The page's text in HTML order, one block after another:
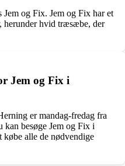
og Fix. Jem og Fix har et
herunder hvid træsæbe, der
Jem og Fix i
er mandag-fredag fra
besøge Jem og Fix i
købe alle de nødvendige